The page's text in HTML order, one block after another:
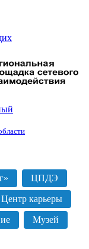
ЦПДЭ
Центр карьеры
Музей